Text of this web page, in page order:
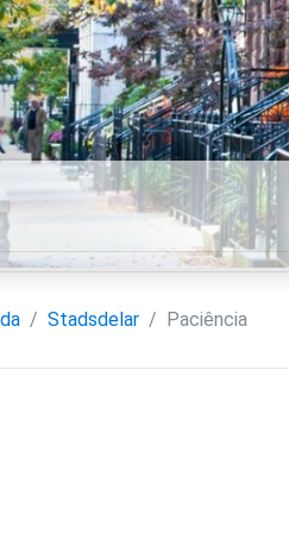
Stadsdelar Paciência